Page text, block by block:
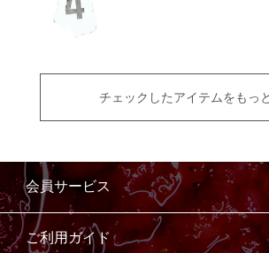
チェックしたアイテムをもっ
会員サービス
ご利用ガイド